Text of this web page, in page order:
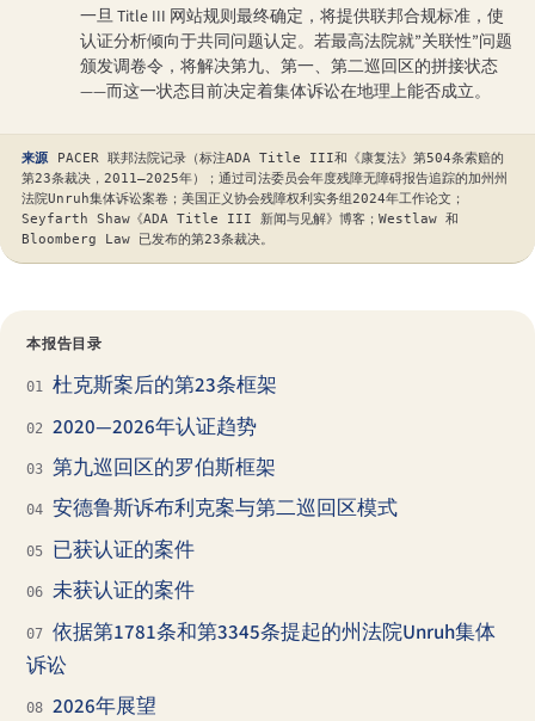
一旦 Title III 网站规则最终确定，将提供联邦合规标准，使
认证分析倾向于共同问题认定。若最高法院就”关联性”问题
颁发调卷令，将解决第九、第一、第二巡回区的拼接状态
——而这一状态目前决定着集体诉讼在地理上能否成立。
来源
PACER 联邦法院记录（标注ADA Title III和《康复法》第504条索赔的
第23条裁决，2011—2025年）；通过司法委员会年度残障无障碍报告追踪的加州州
法院Unruh集体诉讼案卷；美国正义协会残障权利实务组2024年工作论文；
Seyfarth Shaw《ADA Title III 新闻与见解》博客；Westlaw 和
Bloomberg Law 已发布的第23条裁决。
本报告目录
01 杜克斯案后的第23条框架
02 2020—2026年认证趋势
03 第九巡回区的罗伯斯框架
04 安德鲁斯诉布利克案与第二巡回区模式
05 已获认证的案件
06 未获认证的案件
07 依据第1781条和第3345条提起的州法院Unruh集体
诉讼
08 2026年展望